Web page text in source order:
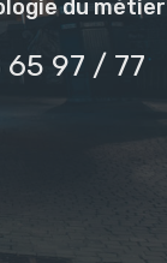
du métier
97 / 77